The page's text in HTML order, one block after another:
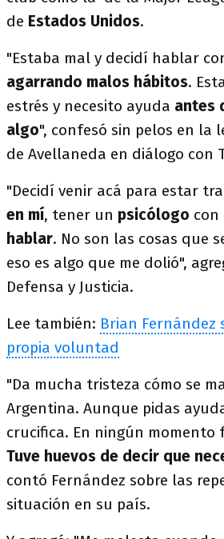
de Estados Unidos.
"Estaba mal y decidí hablar
agarrando malos hábitos.
estrés y necesito ayuda antes
algo", confesó sin pelos en la
de Avellaneda en diálogo con
"Decidí venir acá para estar
en mí, tener un psicólogo con
hablar. No son las cosas que
eso es algo que me dolió",
Defensa y Justicia.
Lee también: Brian Fernández
propia voluntad
"Da mucha tristeza cómo se
Argentina. Aunque pidas
crucifica. En ningún momento
Tuve huevos de decir que
contó Fernández sobre las
situación en su país.